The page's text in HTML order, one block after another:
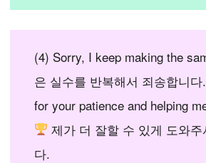
(4) Sorry, I keep making the
은 실수를 반복해서 죄송합니
for your patience and helping
제가 더 잘할 수 있게 도와
다.